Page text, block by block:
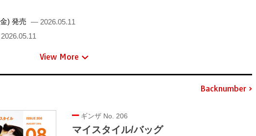
) 発売 — 2026.05.11
View More
Backnumber
ギンザ No. 206
マイスタイル/バッグ